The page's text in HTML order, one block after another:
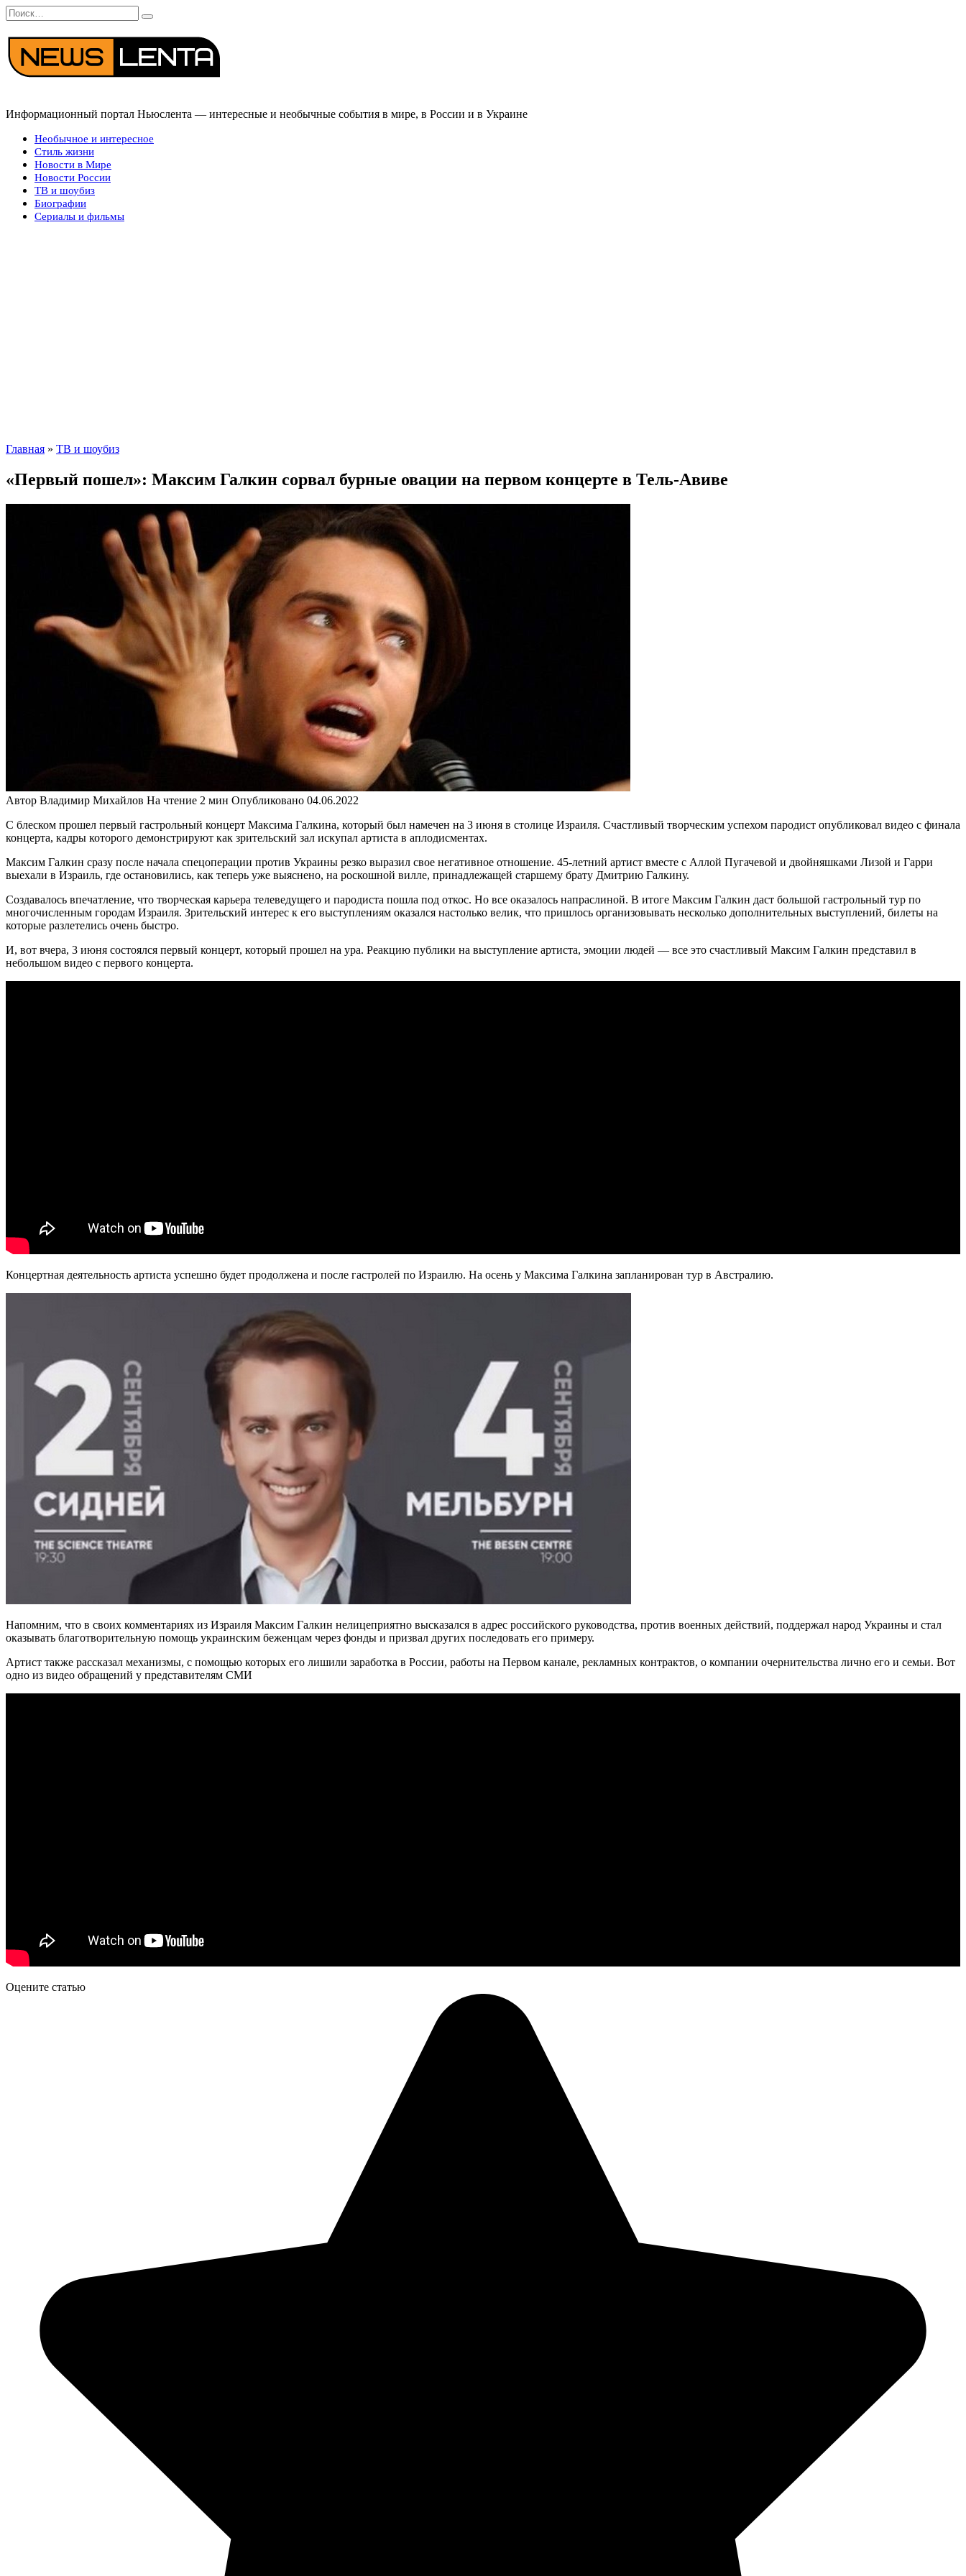
Перейти
к
содержанию
Search
for:
Информационный портал Ньюслента — интересные и необычные события в мире, в России и в Украине
Необычное и интересное
Стиль жизни
Новости в Мире
Новости России
ТВ и шоубиз
Биографии
Сериалы и фильмы
Главная » ТВ и шоубиз
«Первый пошел»: Максим Галкин сорвал бурные овации на первом концерте в Тель-Авиве
Автор Владимир Михайлов На чтение 2 мин Опубликовано 04.06.2022
С блеском прошел первый гастрольный концерт Максима Галкина, который был намечен на 3 июня в столице Израиля. Счастливый творческим успехом пародист опубликовал видео с финала
концерта, кадры которого демонстрируют как зрительский зал искупал артиста в аплодисментах.
Максим Галкин сразу после начала спецоперации против Украины резко выразил свое негативное отношение. 45-летний артист вместе с Аллой Пугачевой и двойняшками Лизой и Гарри
выехали в Израиль, где остановились, как теперь уже выяснено, на роскошной вилле, принадлежащей старшему брату Дмитрию Галкину.
Создавалось впечатление, что творческая карьера телеведущего и пародиста пошла под откос. Но все оказалось напраслиной. В итоге Максим Галкин даст большой гастрольный тур по
многочисленным городам Израиля. Зрительский интерес к его выступлениям оказался настолько велик, что пришлось организовывать несколько дополнительных выступлений, билеты на
которые разлетелись очень быстро.
И, вот вчера, 3 июня состоялся первый концерт, который прошел на ура. Реакцию публики на выступление артиста, эмоции людей — все это счастливый Максим Галкин представил в
небольшом видео с первого концерта.
Концертная деятельность артиста успешно будет продолжена и после гастролей по Израилю. На осень у Максима Галкина запланирован тур в Австралию.
Напомним, что в своих комментариях из Израиля Максим Галкин нелицеприятно высказался в адрес российского руководства, против военных действий, поддержал народ Украины и стал
оказывать благотворительную помощь украинским беженцам через фонды и призвал других последовать его примеру.
Артист также рассказал механизмы, с помощью которых его лишили заработка в России, работы на Первом канале, рекламных контрактов, о компании очернительства лично его и семьи. Вот
одно из видео обращений у представителям СМИ
Оцените статью